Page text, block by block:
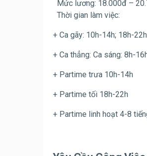
Mức lương: 18.000đ –
Thời gian làm việc:
+ Ca gãy: 10h-14h; 18h-22h
+ Ca thẳng: Ca sáng: 8h-
+ Partime trưa 10h-14h
+ Partime tối 18h-22h
+ Partime linh hoạt 4-8